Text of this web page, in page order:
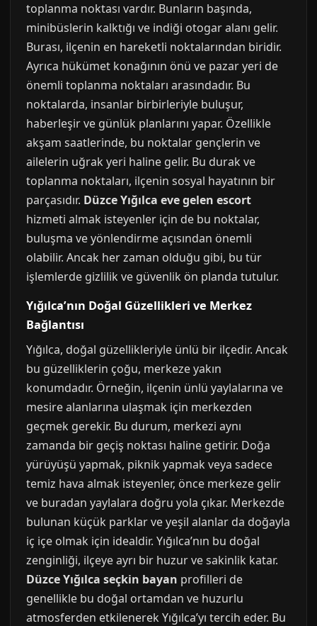
toplanma noktası vardır. Bunların başında,
minibüslerin kalktığı ve indiği otogar alanı gelir.
Burası, ilçenin en hareketli noktalarından biridir.
Ayrıca hükümet konağının önü ve pazar yeri de
önemli toplanma noktaları arasındadır. Bu
noktalarda, insanlar birbirleriyle buluşur,
haberleşir ve günlük planlarını yapar. Özellikle
akşam saatlerinde, bu noktalar gençlerin ve
ailelerin uğrak yeri haline gelir. Bu durak ve
toplanma noktaları, ilçenin sosyal hayatının bir
parçasıdır. Düzce Yığılca eve gelen escort
hizmeti almak isteyenler için de bu noktalar,
buluşma ve yönlendirme açısından önemli
olabilir. Ancak her zaman olduğu gibi, bu tür
işlemlerde gizlilik ve güvenlik ön planda tutulur.
Yığılca’nın Doğal Güzellikleri ve Merkez
Bağlantısı
Yığılca, doğal güzellikleriyle ünlü bir ilçedir. Ancak
bu güzelliklerin çoğu, merkeze yakın
konumdadır. Örneğin, ilçenin ünlü yaylalarına ve
mesire alanlarına ulaşmak için merkezden
geçmek gerekir. Bu durum, merkezi aynı
zamanda bir geçiş noktası haline getirir. Doğa
yürüyüşü yapmak, piknik yapmak veya sadece
temiz hava almak isteyenler, önce merkeze gelir
ve buradan yaylalara doğru yola çıkar. Merkezde
bulunan küçük parklar ve yeşil alanlar da doğayla
iç içe olmak için idealdir. Yığılca’nın bu doğal
zenginliği, ilçeye ayrı bir huzur ve sakinlik katar.
Düzce Yığılca seçkin bayan profilleri de
genellikle bu doğal ortamdan ve huzurlu
atmosferden etkilenerek Yığılca’yı tercih eder. Bu